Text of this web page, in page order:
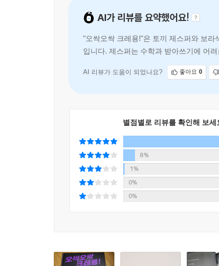
AI가 리뷰를 요약했어요!
"오싹오싹 크레용!"은 토끼 제스퍼와 보
입니다. 제스퍼는 수학과 받아쓰기에 어
레용의 표정이 변하면서 제스퍼는 오싹
별점별로 리뷰를 확인해 보세
1%
0%